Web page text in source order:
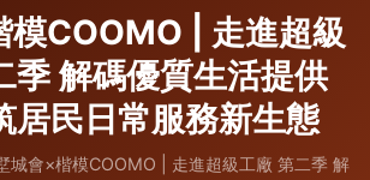
模COOMO | 走進超級
季 解碼優質生活提供
居民日常服務新生態
城會×楷模COOMO | 走進超級工廠 第二季 解